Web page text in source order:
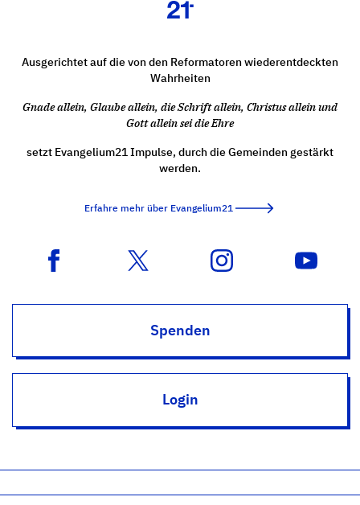
Ausgerichtet auf die von den Reformatoren wiederentdeckten
Wahrheiten
Gnade allein, Glaube allein, die Schrift allein, Christus allein und
Gott allein sei die Ehre
setzt Evangelium21 Impulse, durch die Gemeinden gestärkt
werden.
Erfahre mehr über Evangelium21
Spenden
Login